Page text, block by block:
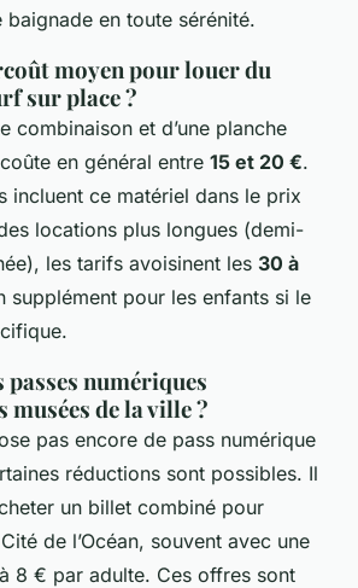
en toute sérénité.
moyen pour louer du
sur place ?
combinaison et d’une planche
en général entre 15 et 20 €.
incluent ce matériel dans le prix
locations plus longues (demi-
les tarifs avoisinent les 30 à
supplément pour les enfants si le
numériques
de la ville ?
pas encore de pass numérique
réductions sont possibles. Il
un billet combiné pour
de l’Océan, souvent avec une
8 € par adulte. Ces offres sont